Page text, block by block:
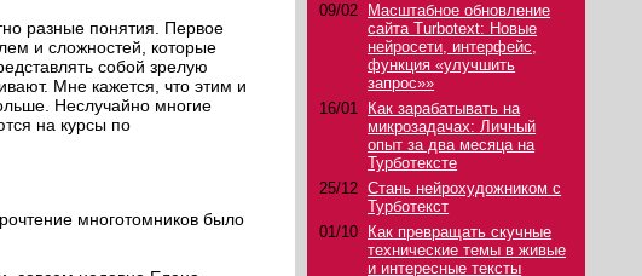
разные понятия. Первое
и сложностей, которые
собой зрелую
Мне кажется, что этим и
Неслучайно многие
на курсы по
многотомников было
09/02
Масштабное обновление
сайта Turbotext: Новые
нейросети, интерфейс,
функция «улучшить
запрос»»
16/01
Как зарабатывать на
микрозадачах: Личный
опыт за два месяца на
Турботексте
25/12 Стань нейрохудожником с
Турботекст
01/10
Как превращать скучные
технические темы в живые
и интересные тексты